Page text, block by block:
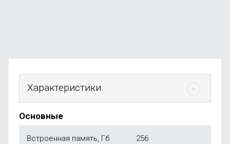
Характеристики
Основные
Встроенная память, Гб 256